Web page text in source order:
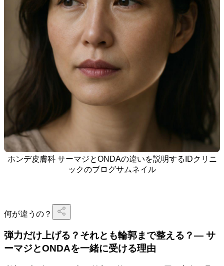
ホンデ皮膚科 サーマジとONDAの違いを説明するIDクリニ
ックのブログサムネイル
何が違うの？
弾力だけ上げる？それとも輪郭まで整える？— サ
ーマジとONDAを一緒に受ける理由